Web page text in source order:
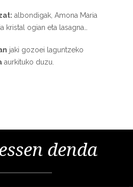
albondigak, Amona Maria
kristal ogian eta lasagna…
jaki gozoei laguntzeko
aurkituko duzu.
denda